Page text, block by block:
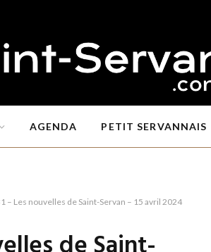
AGENDA PETIT SERVANNAIS
– Les nouvelles de Saint-Servan – 15 avril 2024